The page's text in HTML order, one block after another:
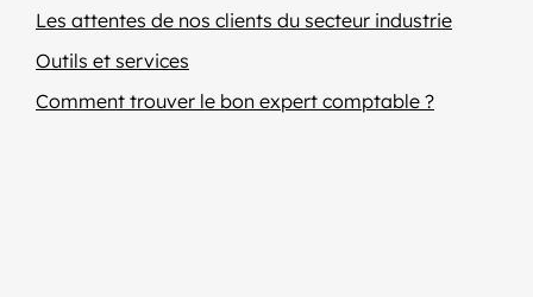
Les attentes de nos clients du secteur industrie
Outils et services
Comment trouver le bon expert comptable ?